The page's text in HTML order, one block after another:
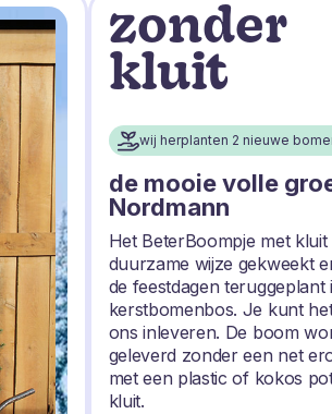
zonder
kluit
wij herplanten 2 nieuwe
de mooie volle
Nordmann
Het BeterBoompje met
duurzame wijze gekweekt
de feestdagen teruggeplant
kerstbomenbos. Je kunt
ons inleveren. De boom
geleverd zonder een net
met een plastic of kokos
kluit.